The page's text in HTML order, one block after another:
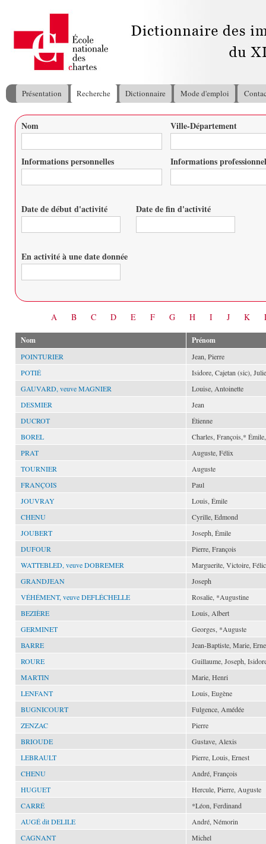
Menu principal
Présentation Recherche Dictionnaire Mode d'emploi
Vous êtes ici
Nom Ville-Département
Informations personnelles Informations
Date de début d'activité Date de fin d'activité
En activité à une date donnée
A B C D E F G H I J K
Nom Prénom
POINTURIER
Jean, Pierre
POTIÉ
Isidore, Cajetan (sic),
GAUVARD, veuve MAGNIER
Louise, Antoinette
DESMIER
Jean
DUCROT
Étienne
BOREL
Charles, François,*
PRAT
Auguste, Félix
TOURNIER
Auguste
FRANÇOIS
Paul
JOUVRAY
Louis, Émile
CHENU
Cyrille, Edmond
JOUBERT
Joseph, Émile
DUFOUR
Pierre, François
WATTEBLED, veuve DOBREMER
Marguerite, Victoire,
GRANDJEAN
Joseph
VÉHÉMENT, veuve DEFLÉCHELLE
Rosalie, *Augustine
BEZIÈRE
Louis, Albert
GERMINET
Georges, *Auguste
BARRE
Jean-Baptiste, Marie,
ROURE
Guillaume, Joseph,
MARTIN
Marie, Henri
LENFANT
Louis, Eugène
BUGNICOURT
Fulgence, Amédée
ZENZAC
Pierre
BRIOUDE
Gustave, Alexis
LEBRAULT
Pierre, Louis, Ernest
CHENU
André, François
HUGUET
Hercule, Pierre, Auguste
CARRÉ
*Léon, Ferdinand
AUGÉ dit DELILE
André, Némorin
CAGNANT
Michel